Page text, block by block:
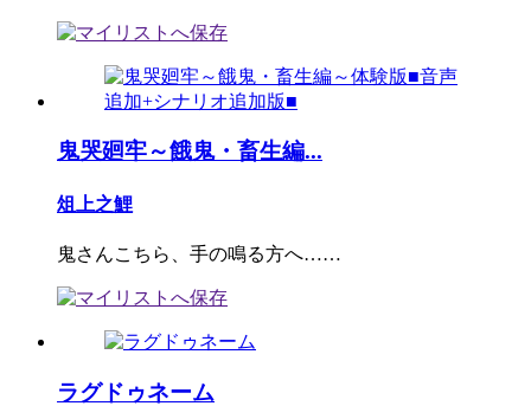
鬼哭廻牢～餓鬼・畜生編...
俎上之鯉
鬼さんこちら、手の鳴る方へ……
ラグドゥネーム